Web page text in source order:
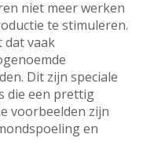
niet meer werken
te stimuleren.
dat vaak
Dit zijn speciale
die een prettig
voorbeelden zijn
en